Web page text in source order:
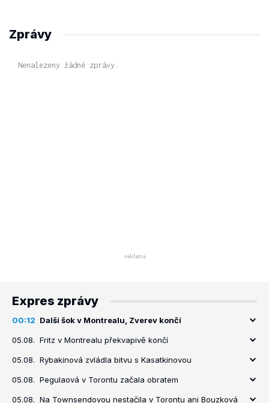
Zprávy
Nenalezeny žádné zprávy.
Expres zprávy
00:12 Další šok v Montrealu, Zverev končí
05.08. Fritz v Montrealu překvapivě končí
05.08. Rybakinová zvládla bitvu s Kasatkinovou
05.08. Pegulaová v Torontu začala obratem
05.08. Na Townsendovou nestačila v Torontu ani Bouzková